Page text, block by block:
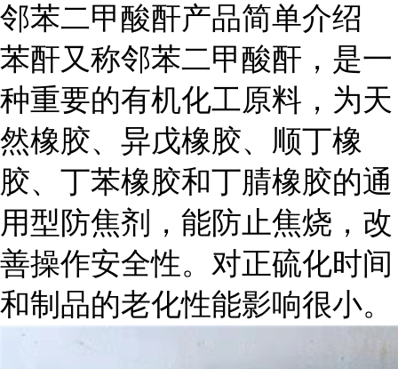
邻苯二甲酸酐产品简单介绍
苯酐又称邻苯二甲酸酐，是一
种重要的有机化工原料，为天
然橡胶、异戊橡胶、顺丁橡
胶、丁苯橡胶和丁腈橡胶的通
用型防焦剂，能防止焦烧，改
善操作安全性。对正硫化时间
和制品的老化性能影响很小。